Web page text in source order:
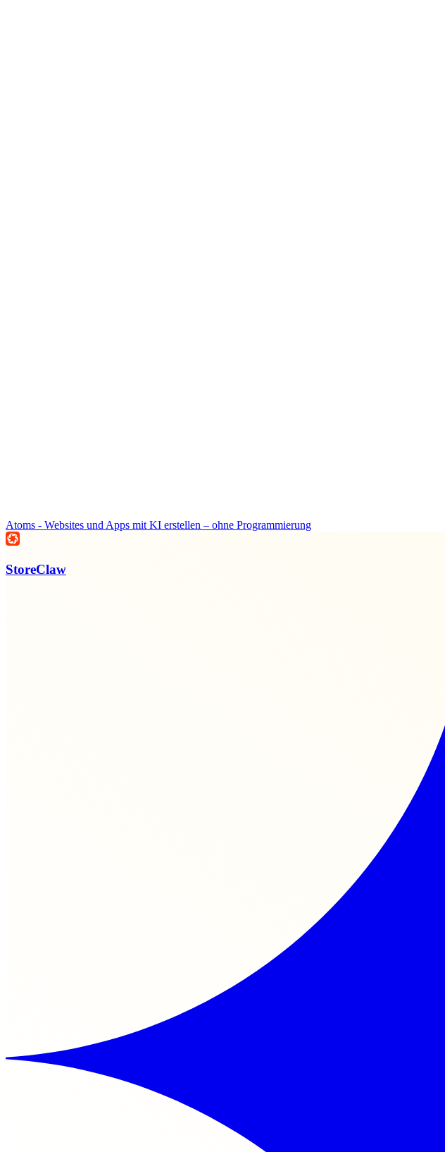
Atoms - Websites und Apps mit KI erstellen – ohne Programmierung
StoreClaw